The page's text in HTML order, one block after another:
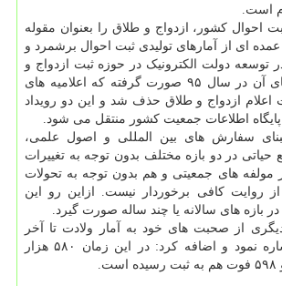
است.
احوال کشور، ازدواج و طلاق را بعنوان مقوله
ای از آمارهای تولیدی ثبت احوال برشمرد و
توسعه دولت الکترونیک در حوزه ثبت ازدواج و
طلاق و تولید آمارهای آن در سال ۹۵ صورت گرفته که اعلامیه های
اعلام ازدواج و طلاق حذف شد و این دو رویداد
اطلاعات جمعیت کشور منتقل می شود.
سفارش های بین المللی و اصول علمی،
حیاتی در دو بازه مختلف بدون توجه به تغییرات
مولفه های جمعیتی و هم بدون توجه به تحولات
روایت کافی برخوردار نیست. ازاین رو این
در بازه های سالانه یا چند ساله صورت گیرد.
از صحبت های خود به آمار ولادت تا آخر
تیرماه سالجاری اشاره نمود و اضافه کرد: در این زمان ۵۸۰ هزار